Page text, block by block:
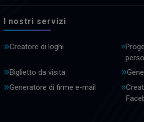
I nostri servizi
Creatore di loghi
Biglietto da visita
Generatore di firme e-mail